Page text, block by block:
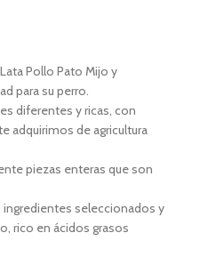
Pollo Pato Mijo y
para su perro.
diferentes y ricas, con
adquirimos de agricultura
piezas enteras que son
seleccionados y
rico en ácidos grasos